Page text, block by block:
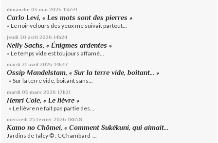
dimanche 03 mai 2026 15h59
Carlo Levi, « Les mots sont des pierres »
« Le noir velours des yeux me suivait partout...
jeudi 30 avril 2026 14h24
Nelly Sachs, « Énigmes ardentes »
« Le temps vide est toujours affamé...
mardi 21 avril 2026 14h47
Ossip Mandelstam, « Sur la terre vide, boitant… »
« Sur la terre vide, boitant sans...
mardi 03 mars 2026 17h21
Henri Cole, « Le lièvre »
« Le lièvre ne fait pas partie des...
mercredi 25 février 2026 18h58
Kamo no Chômei, « Comment Sukékuni, qui aimait...
Jardins de Talcy © : CChambard ...